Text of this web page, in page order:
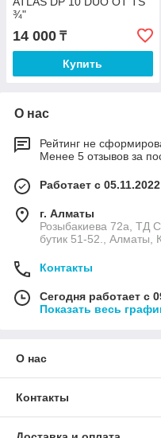
¾"
14 000 ₸
Купить
О нас
Рейтинг не
Менее 5 отзывов за
Работает с 05.11.2022
г. Алматы
Розыбакиева 72а, ТД
бутик 51-52., Алматы,
Контакты
Сегодня работает с
Показать весь
О нас
Контакты